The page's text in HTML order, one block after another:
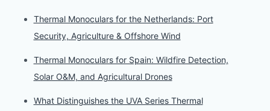
Thermal Monoculars for the Netherlands: Port
Security, Agriculture & Offshore Wind
Thermal Monoculars for Spain: Wildfire Detection,
Solar O&M, and Agricultural Drones
What Distinguishes the UVA Series Thermal